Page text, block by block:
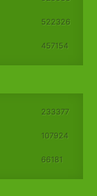
522326
457154
233377
107924
66181